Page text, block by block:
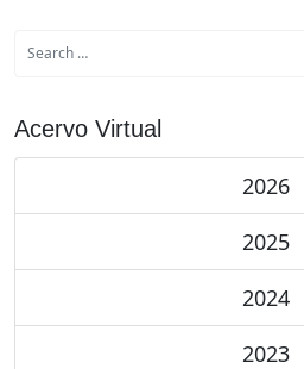
Acervo Virtual
2026
2025
2024
2023